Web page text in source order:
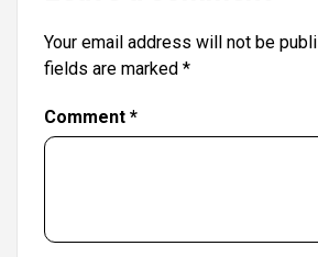
Your email address will not be
fields are marked *
Comment *